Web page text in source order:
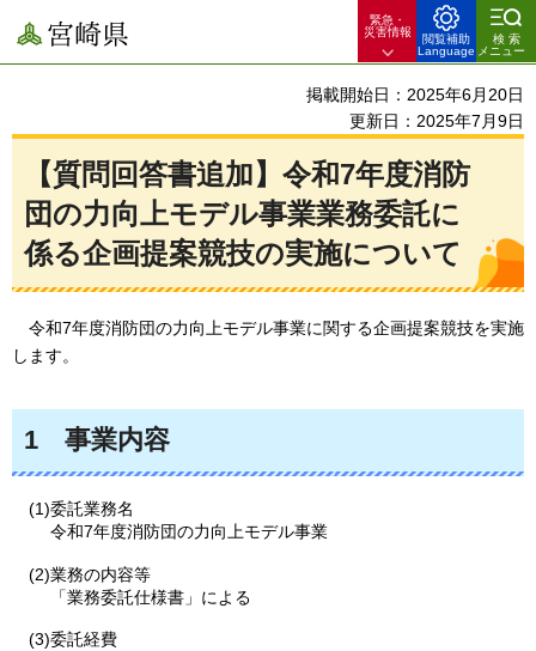
宮崎県
緊急・
災害情報
閲覧補助
Language
検索
メニュー
掲載開始日：2025年6月20日
更新日：2025年7月9日
【質問回答書追加】令和7年度消防
団の力向上モデル事業業務委託に
係る企画提案競技の実施について
令和7年度消防団の力向上モデル事業に関する企画提案競技を実施
します。
1 事業内容
(1)委託業務名
令和7年度消防団の力向上モデル事業
(2)業務の内容等
「業務委託仕様書」による
(3)委託経費